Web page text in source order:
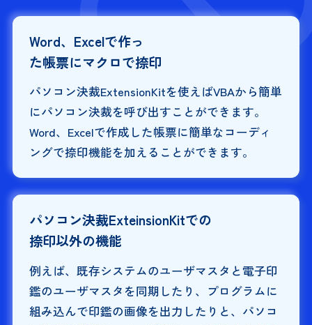
Word、Excelで作っ
た帳票にマクロで捺印
パソコン決裁ExtensionKitを使えばVBAから簡単
にパソコン決裁を呼び出すことができます。
Word、Excelで作成した帳票に簡単なコーディ
ングで捺印機能を加えることができます。
パソコン決裁ExteinsionKitでの
捺印以外の機能
例えば、既存システムのユーザマスタと電子印
鑑のユーザマスタを同期したり、プログラムに
組み込んで印鑑の画像を出力したりと、パソコ